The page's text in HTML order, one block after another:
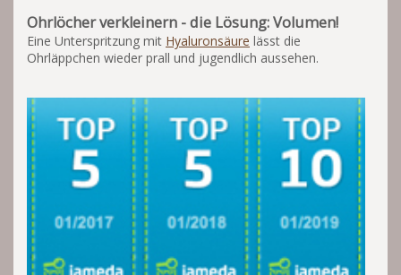
Ohrlöcher verkleinern - die Lösung: Volumen!
Eine Unterspritzung mit Hyaluronsäure lässt die
Ohrläppchen wieder prall und jugendlich aussehen.